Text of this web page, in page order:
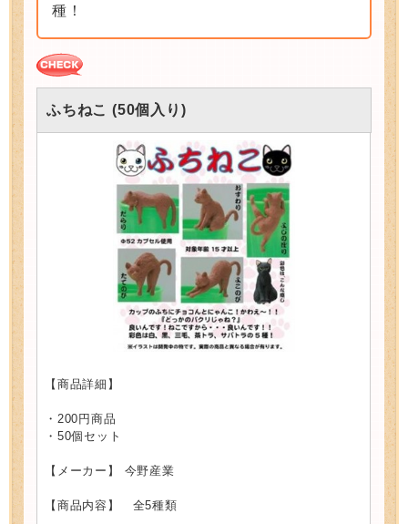
種！
ふちねこ (50個入り)
【商品詳細】
・200円商品
・50個セット
【メーカー】 今野産業
【商品内容】 全5種類